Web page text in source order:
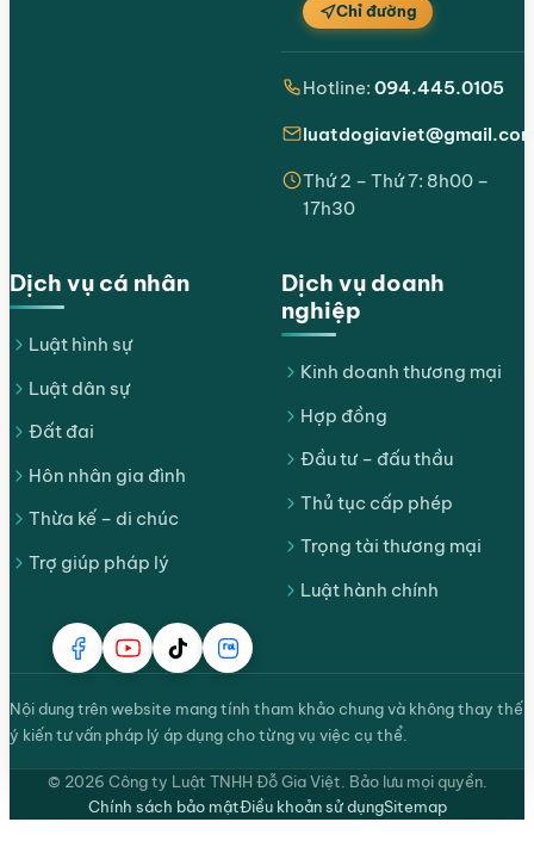
Dịch vụ cá nhân
Luật hình sự
Luật dân sự
Đất đai
Hôn nhân gia đình
Thừa kế – di chúc
Trợ giúp pháp lý
Dịch vụ doanh
nghiệp
Kinh doanh thương mại
Hợp đồng
Đầu tư – đấu thầu
Thủ tục cấp phép
Trọng tài thương mại
Luật hành chính
Chỉ đường
Hotline: 094.445.0105
Thứ 2 – Thứ 7: 8h00 –
17h30
Nội dung trên website mang tính tham khảo chung và không thay thế
ý kiến tư vấn pháp lý áp dụng cho từng vụ việc cụ thể.
© 2026 Công ty Luật TNHH Đỗ Gia Việt. Bảo lưu mọi quyền.
Chính sách bảo mậtĐiều khoản sử dụngSitemap